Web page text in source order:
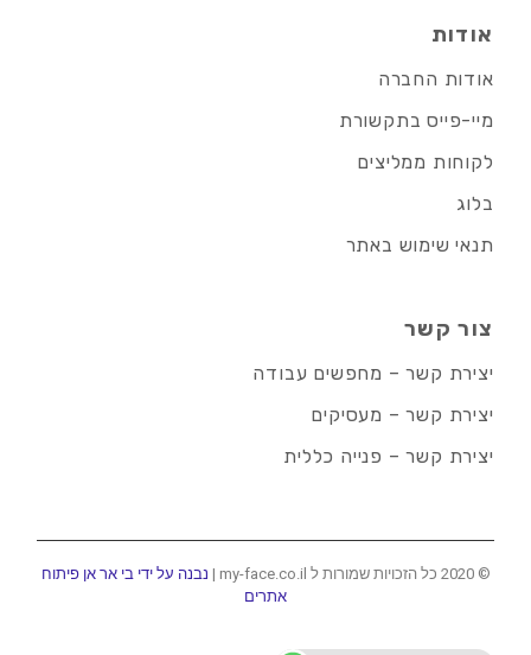
אודות
אודות החברה
מיי-פייס בתקשורת
לקוחות ממליצים
בלוג
תנאי שימוש באתר
צור קשר
יצירת קשר – מחפשים עבודה
יצירת קשר – מעסיקים
יצירת קשר – פנייה כללית
© 2020 כל הזכויות שמורות ל my-face.co.il |
נבנה על ידי בי אר אן פיתוח
אתרים